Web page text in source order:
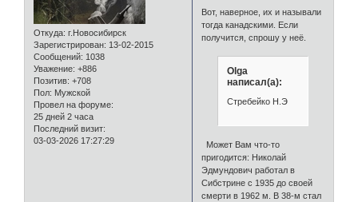
Откуда: г.Новосибирск
Зарегистрирован: 13-02-2015
Сообщений: 1038
Уважение: +886
Позитив: +708
Пол: Мужской
Провел на форуме:
25 дней 2 часа
Последний визит:
03-03-2026 17:27:29
Вот, наверное, их и называли
тогда канадскими. Если
получится, спрошу у неё.
Olga
написал(а):
Стребейко Н.Э
Может Вам что-то
пригодится: Николай
Эдмундович работал в
Сибстрине с 1935 до своей
смерти в 1962 м. В 38-м стал